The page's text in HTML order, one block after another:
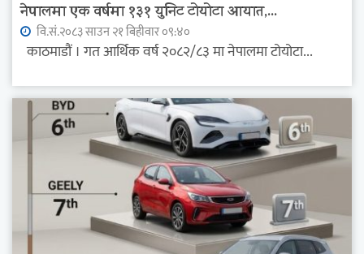
नेपालमा एक वर्षमा १३१ युनिट टोयोटा आयात,...
वि.सं.२०८३ साउन २१ बिहीवार ०९:४०
काठमाडौं । गत आर्थिक वर्ष २०८२/८३ मा नेपालमा टोयोटा...